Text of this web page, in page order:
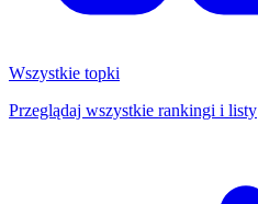
Wszystkie topki
Przeglądaj wszystkie rankingi i listy